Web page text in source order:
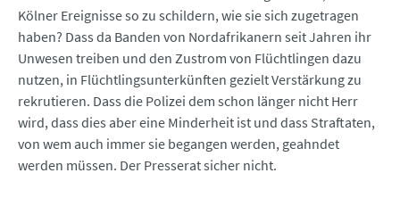
Kölner Ereignisse so zu schildern, wie sie sich zugetragen
haben? Dass da Banden von Nordafrikanern seit Jahren ihr
Unwesen treiben und den Zustrom von Flüchtlingen dazu
nutzen, in Flüchtlingsunterkünften gezielt Verstärkung zu
rekrutieren. Dass die Polizei dem schon länger nicht Herr
wird, dass dies aber eine Minderheit ist und dass Straftaten,
von wem auch immer sie begangen werden, geahndet
werden müssen. Der Presserat sicher nicht.